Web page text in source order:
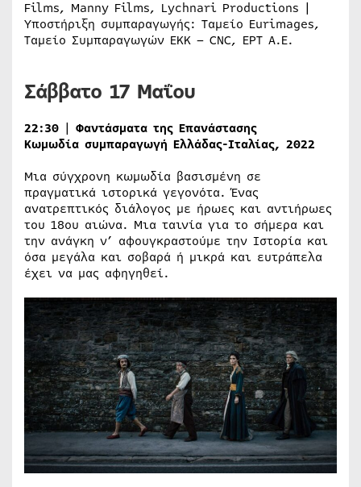
Films, Manny Films, Lychnari Productions |
Υποστήριξη συμπαραγωγής: Ταμείο Eurimages,
Ταμείο Συμπαραγωγών EKK – CNC, ΕΡΤ Α.Ε.
Σάββατο 17 Μαΐου
22:30 | Φαντάσματα της Επανάστασης
Κωμωδία συμπαραγωγή Ελλάδας-Ιταλίας, 2022
Μια σύγχρονη κωμωδία βασισμένη σε
πραγματικά ιστορικά γεγονότα. Ένας
ανατρεπτικός διάλογος με ήρωες και αντιήρωες
του 18ου αιώνα. Μια ταινία για το σήμερα και
την ανάγκη ν’ αφουγκραστούμε την Ιστορία και
όσα μεγάλα και σοβαρά ή μικρά και ευτράπελα
έχει να μας αφηγηθεί.